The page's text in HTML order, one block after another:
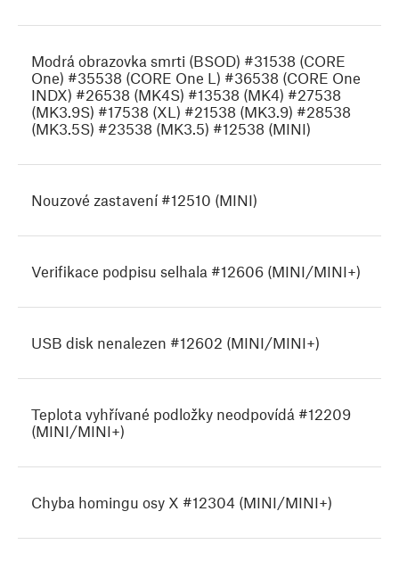
Modrá obrazovka smrti (BSOD) #31538 (CORE
One) #35538 (CORE One L) #36538 (CORE One
INDX) #26538 (MK4S) #13538 (MK4) #27538
(MK3.9S) #17538 (XL) #21538 (MK3.9) #28538
(MK3.5S) #23538 (MK3.5) #12538 (MINI)
Nouzové zastavení #12510 (MINI)
Verifikace podpisu selhala #12606 (MINI/MINI+)
USB disk nenalezen #12602 (MINI/MINI+)
Teplota vyhřívané podložky neodpovídá #12209
(MINI/MINI+)
Chyba homingu osy X #12304 (MINI/MINI+)